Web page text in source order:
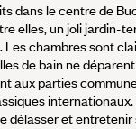
dans le centre de
elles, un joli jardin-
chambres sont
de bain ne
aux parties
internationaux.
délasser et